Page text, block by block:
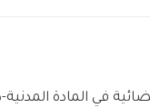
في المادة